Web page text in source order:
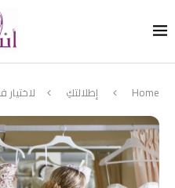
Home إطلالتكِ